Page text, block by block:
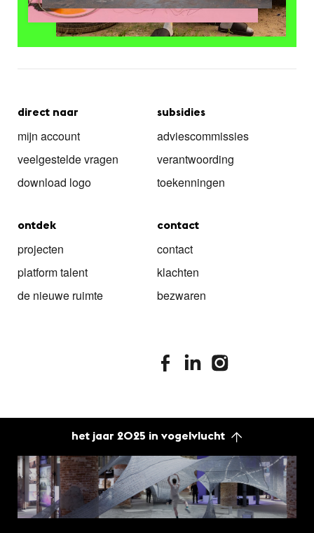
direct naar
mijn account
veelgestelde vragen
download logo
subsidies
adviescommissies
verantwoording
toekenningen
ontdek
projecten
platform talent
de nieuwe ruimte
contact
contact
klachten
bezwaren
stimuleringsfonds facebook
stimuleringsfonds linkedin
stimuleringsfonds
het jaar 2025 in vogelvlucht